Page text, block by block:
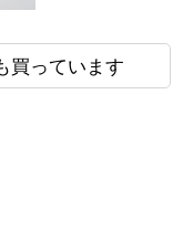
買っています